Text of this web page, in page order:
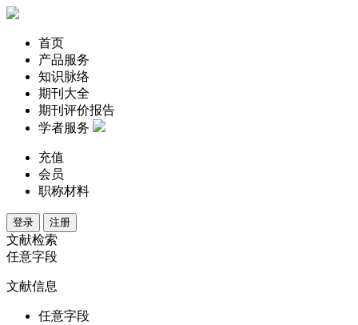
首页
产品服务
知识脉络
期刊大全
期刊评价报告
学者服务
充值
会员
职称材料
登录 注册
文献检索
任意字段
文献信息
任意字段